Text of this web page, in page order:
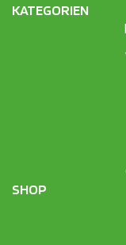
KATEGORIEN
SHOP